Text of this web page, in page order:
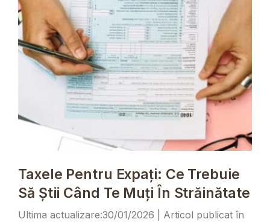
Taxele Pentru Expați: Ce Trebuie
Să Știi Când Te Muți În Străinătate
30/01/2026